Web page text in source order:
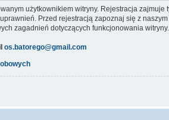
użytkownikiem witryny. Rejestracja
Przed rejestracją zapoznaj się z
zagadnień dotyczących funkcjonowania witryny.
os.batorego@gmail.com